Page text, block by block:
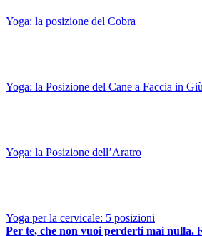
Yoga: la posizione del Cobra
Yoga: la Posizione del Cane a Faccia in Giù
Yoga: la Posizione dell’Aratro
Yoga per la cervicale: 5 posizioni
Per te, che non vuoi perderti mai nulla.